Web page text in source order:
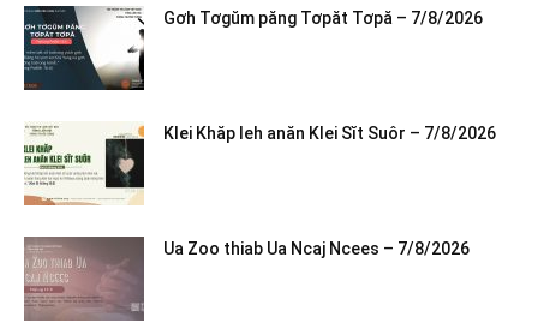
Gơh Tơgŭm păng Tơpăt Tơpă – 7/8/2026
Klei Khăp leh anăn Klei Sĭt Suôr – 7/8/2026
Ua Zoo thiab Ua Ncaj Ncees – 7/8/2026